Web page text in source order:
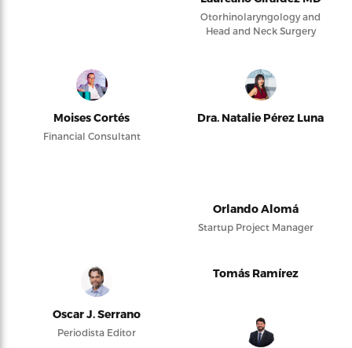
Otorhinolaryngology and
Head and Neck Surgery
Moises Cortés
Financial Consultant
Dra. Natalie Pérez Luna
Orlando Alomá
Startup Project Manager
Oscar J. Serrano
Periodista Editor
Tomás Ramírez